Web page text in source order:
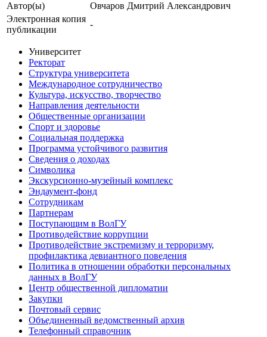
Автор(ы)
Овчаров Дмитрий Александрович
Электронная копия
публикации
-
Университет
Ректорат
Структура университета
Международное сотрудничество
Культура, искусство, творчество
Направления деятельности
Общественные организации
Спорт и здоровье
Социальная поддержка
Программа устойчивого развития
Сведения о доходах
Символика
Экскурсионно-музейный комплекс
Эндаумент-фонд
Сотрудникам
Партнерам
Поступающим в ВолГУ
Противодействие коррупции
Противодействие экстремизму и терроризму,
профилактика девиантного поведения
Политика в отношении обработки персональных
данных в ВолГУ
Центр общественной дипломатии
Закупки
Почтовый сервис
Объединенный ведомственный архив
Телефонный справочник